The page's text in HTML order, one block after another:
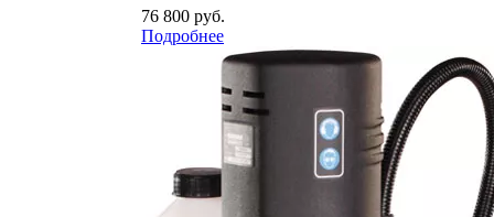
76 800 руб.
Подробнее